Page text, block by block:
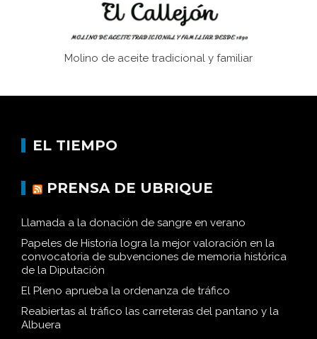
Molino de aceite tradicional y familiar
EL TIEMPO
PRENSA DE UBRIQUE
Llamada a la donación de sangre en verano
Papeles de Historia logra la mejor valoración en la
convocatoria de subvenciones de memoria histórica
de la Diputación
El Pleno aprueba la ordenanza de tráfico
Reabiertas al tráfico las carreteras del pantano y la
Albuera